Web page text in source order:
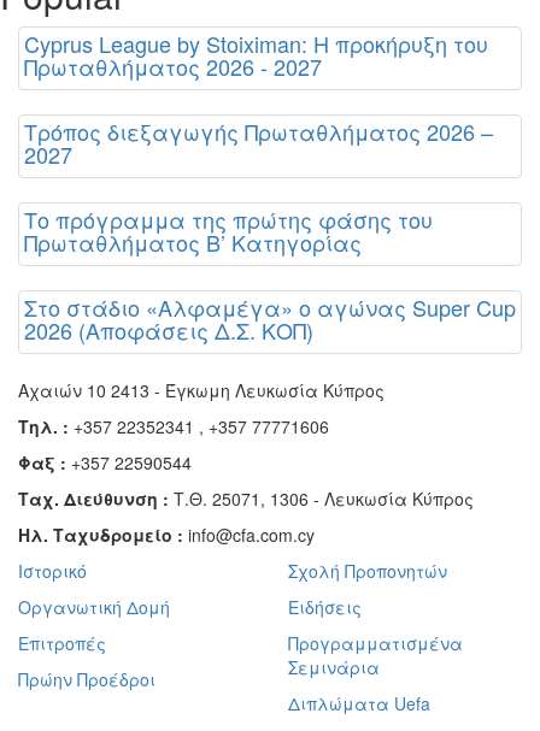
Cyprus League by Stoiximan: Η προκήρυξη του
Πρωταθλήματος 2026 - 2027
Τρόπος διεξαγωγής Πρωταθλήματος 2026 –
2027
Το πρόγραμμα της πρώτης φάσης του
Πρωταθλήματος Β’ Κατηγορίας
Στο στάδιο «Αλφαμέγα» ο αγώνας Super Cup
2026 (Αποφάσεις Δ.Σ. ΚΟΠ)
Αχαιών 10 2413 - Έγκωμη Λευκωσία Κύπρος
Τηλ. : +357 22352341 , +357 77771606
Φαξ : +357 22590544
Ταχ. Διεύθυνση : Τ.Θ. 25071, 1306 - Λευκωσία Κύπρος
Ηλ. Ταχυδρομείο : info@cfa.com.cy
Ιστορικό
Οργανωτική Δομή
Επιτροπές
Πρώην Προέδροι
Σχολή Προπονητών
Ειδήσεις
Προγραμματισμένα
Σεμινάρια
Διπλώματα Uefa